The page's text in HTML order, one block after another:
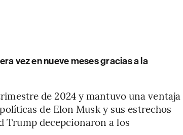
vez en nueve meses gracias a la
de 2024 y mantuvo una ventaja
de Elon Musk y sus estrechos
Trump decepcionaron a los